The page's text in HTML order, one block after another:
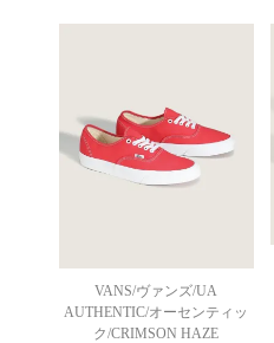
VANS/ヴァンズ/UA
AUTHENTIC/オーセンティッ
ク/CRIMSON HAZE